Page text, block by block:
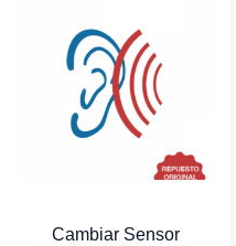
Cambiar Sensor